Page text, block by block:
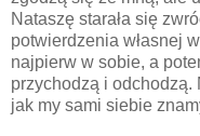
Nataszę starała się
potwierdzenia własnej
najpierw w sobie, a
przychodzą i odchodzą.
jak my sami siebie